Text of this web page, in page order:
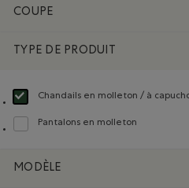
COUPE
TYPE DE PRODUIT
Chandails en molleton / à
Choisir Classé selon Type de produit :
Pantalons en molleton
Classer selon Type de produit :
MODÈLE